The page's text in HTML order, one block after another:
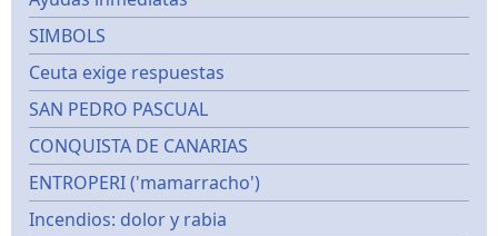
SIMBOLS
Ceuta exige respuestas
SAN PEDRO PASCUAL
CONQUISTA DE CANARIAS
ENTROPERI ('mamarracho')
Incendios: dolor y rabia